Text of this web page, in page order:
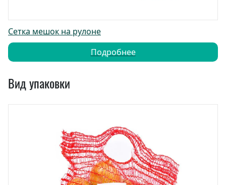
Сетка мешок на рулоне
Подробнее
Вид упаковки